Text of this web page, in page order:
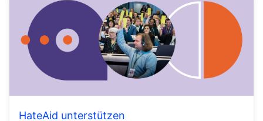
HateAid unterstützen